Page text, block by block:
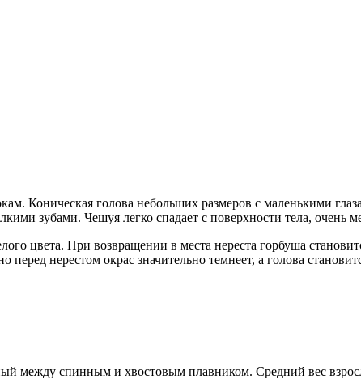
Коническая голова небольших размеров с маленькими
зубами. Чешуя легко спадает с поверхности тела, очень
цвета. При возвращении в места нереста горбуша
нерестом окрас значительно темнеет, а голова
между спинным и хвостовым плавником. Средний вес